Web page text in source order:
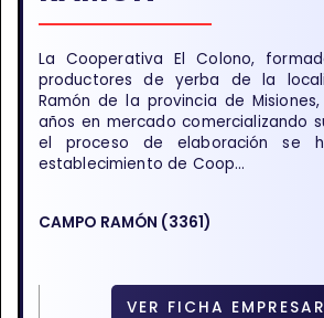
La Cooperativa El Colono,
productores de yerba de la
Ramón de la provincia de
años en mercado comercializando
el proceso de elaboración se
establecimiento de Coop...
CAMPO RAMÓN (3361)
VER FICHA